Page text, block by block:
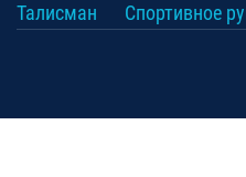
Талисман
Спортивное